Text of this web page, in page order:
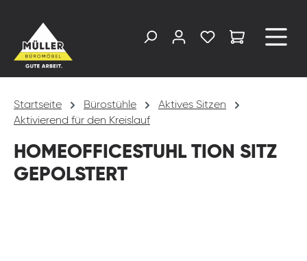
Startseite Bürostühle
Aktives Sitzen
Aktivierend für den Kreislauf
HOMEOFFICESTUHL TION SITZ
GEPOLSTERT